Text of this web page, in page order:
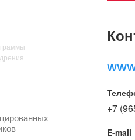
+7
E-mail